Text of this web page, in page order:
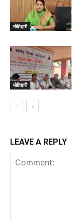
मोतिहारी
मोतिहारी
LEAVE A REPLY